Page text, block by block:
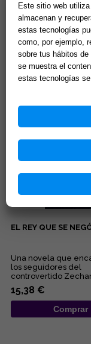
EL PODER DE TU
CÓSMICA Y SUS
SORPRENDENTES
La fe, la sanación,
con la mente
EL REY QUE SE
Una novela que
los seguidores del
controvertido
pues en ella combina
obses...
15,38 €
Comprar
Este sitio web
almacenan y
estas tecnologías
como, por ejemplo,
sobre tus hábitos
se muestra el
estas tecnologías